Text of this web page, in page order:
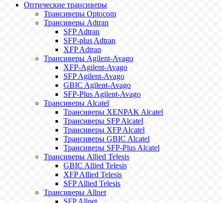
Оптические трансиверы
Трансиверы Optocom
Трансиверы Adtran
SFP Adtran
SFP-plus Adtran
XFP Adtran
Трансиверы Agilent-Avago
XFP-Agilent-Avago
SFP Agilent-Avago
GBIC Agilent-Avago
SFP-Plus Agilent-Avago
Трансиверы Alcatel
Трансиверы XENPAK Alcatel
Трансиверы SFP Alcatel
Трансиверы XFP Alcatel
Трансиверы GBIC Alcatel
Трансиверы SFP-Plus Alcatel
Трансиверы Allied Telesis
GBIC Allied Telesis
XFP Allied Telesis
SFP Allied Telesis
Трансиверы Allnet
SFP Allnet